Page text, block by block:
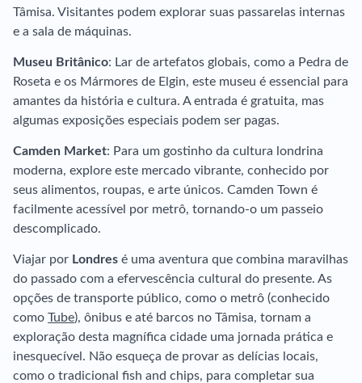
Tâmisa. Visitantes podem explorar suas passarelas internas
e a sala de máquinas.
Museu Britânico: Lar de artefatos globais, como a Pedra de
Roseta e os Mármores de Elgin, este museu é essencial para
amantes da história e cultura. A entrada é gratuita, mas
algumas exposições especiais podem ser pagas.
Camden Market: Para um gostinho da cultura londrina
moderna, explore este mercado vibrante, conhecido por
seus alimentos, roupas, e arte únicos. Camden Town é
facilmente acessível por metrô, tornando-o um passeio
descomplicado.
Viajar por Londres é uma aventura que combina maravilhas
do passado com a efervescência cultural do presente. As
opções de transporte público, como o metrô (conhecido
como Tube), ônibus e até barcos no Tâmisa, tornam a
exploração desta magnífica cidade uma jornada prática e
inesquecível. Não esqueça de provar as delícias locais,
como o tradicional fish and chips, para completar sua